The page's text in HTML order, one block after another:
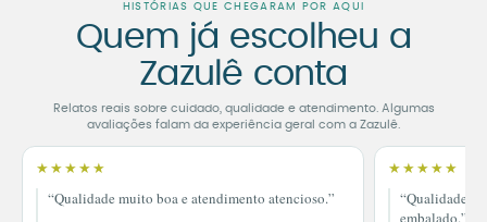
HISTÓRIAS QUE CHEGARAM POR AQUI
Quem já escolheu a
Zazulê conta
Relatos reais sobre cuidado, qualidade e atendimento. Algumas
avaliações falam da experiência geral com a Zazulê.
★★★★★
“Qualidade muito boa e atendimento atencioso.”
★★★★★
“Qualidade
embalado.”